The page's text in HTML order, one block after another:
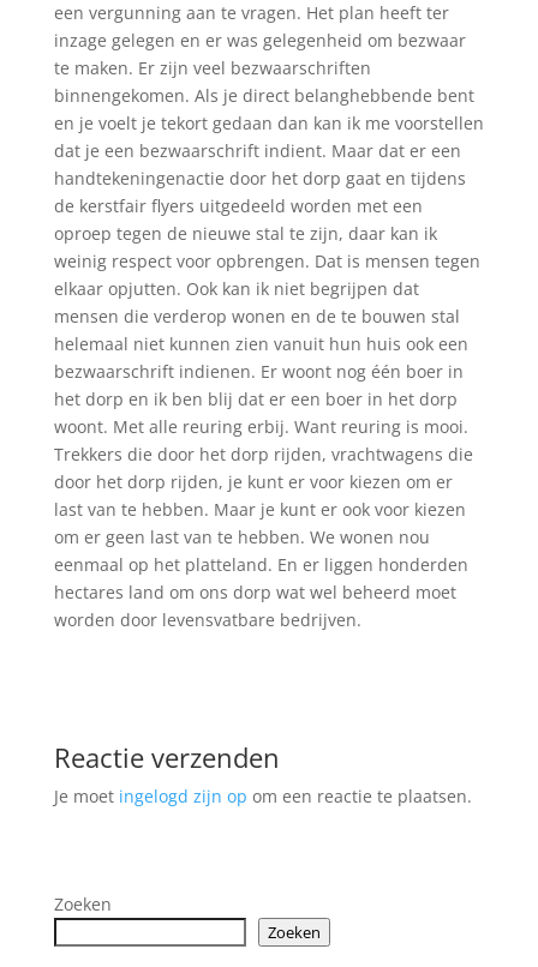
een vergunning aan te vragen. Het plan heeft ter
inzage gelegen en er was gelegenheid om bezwaar
te maken. Er zijn veel bezwaarschriften
binnengekomen. Als je direct belanghebbende bent
en je voelt je tekort gedaan dan kan ik me voorstellen
dat je een bezwaarschrift indient. Maar dat er een
handtekeningenactie door het dorp gaat en tijdens
de kerstfair flyers uitgedeeld worden met een
oproep tegen de nieuwe stal te zijn, daar kan ik
weinig respect voor opbrengen. Dat is mensen tegen
elkaar opjutten. Ook kan ik niet begrijpen dat
mensen die verderop wonen en de te bouwen stal
helemaal niet kunnen zien vanuit hun huis ook een
bezwaarschrift indienen. Er woont nog één boer in
het dorp en ik ben blij dat er een boer in het dorp
woont. Met alle reuring erbij. Want reuring is mooi.
Trekkers die door het dorp rijden, vrachtwagens die
door het dorp rijden, je kunt er voor kiezen om er
last van te hebben. Maar je kunt er ook voor kiezen
om er geen last van te hebben. We wonen nou
eenmaal op het platteland. En er liggen honderden
hectares land om ons dorp wat wel beheerd moet
worden door levensvatbare bedrijven.
Reactie verzenden
Je moet ingelogd zijn op om een reactie te plaatsen.
Zoeken
Zoeken